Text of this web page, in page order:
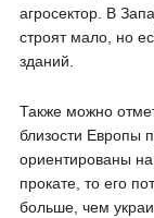
агросектор. В
строят мало, но
зданий.
Также можно
близости Европы
ориентированы на
прокате, то его
больше, чем